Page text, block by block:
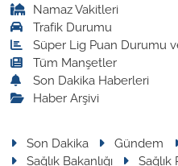
Namaz Vakitleri
Trafik Durumu
Süper Lig Puan Durumu
Tüm Manşetler
Son Dakika Haberleri
Haber Arşivi
Son Dakika Gündem
Sağlık Bakanlığı
Sağlık